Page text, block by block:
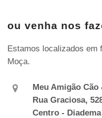
ou venha nos
Estamos localizados em
Moça.
Meu Amigão Cão
Rua Graciosa,
Centro - Diadema